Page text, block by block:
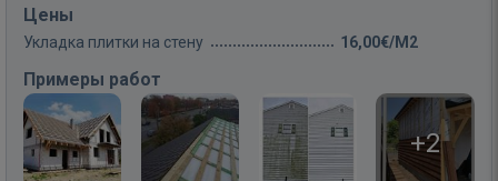
Цены
Укладка плитки на стену 16,00€/M2
Примеры работ
+2